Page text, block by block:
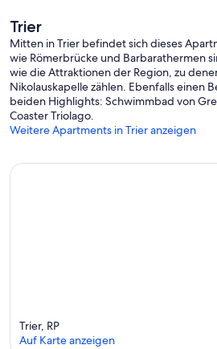
Trier
Mitten in Trier befindet sich dieses
wie Römerbrücke und Barbarathermen
wie die Attraktionen der Region, zu
Nikolauskapelle zählen. Ebenfalls einen
beiden Highlights: Schwimmbad von
Coaster Triolago.
Weitere Apartments in Trier anzeigen
Trier, RP
Auf Karte anzeigen